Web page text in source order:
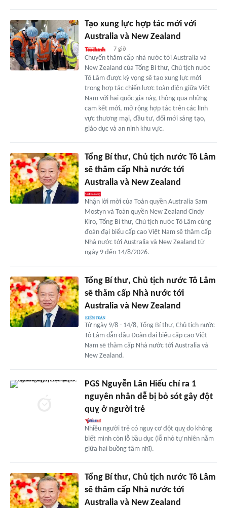
Tạo xung lực hợp tác mới với
Australia và New Zealand
7 giờ
Chuyến thăm cấp nhà nước tới Australia và
New Zealand của Tổng Bí thư, Chủ tịch nước
Tô Lâm được kỳ vọng sẽ tạo xung lực mới
trong hợp tác chiến lược toàn diện giữa Việt
Nam với hai quốc gia này, thông qua những
cam kết mới, mở rộng hợp tác trên các lĩnh
vực thương mại, đầu tư, đổi mới sáng tạo,
giáo dục và an ninh khu vực.
Tổng Bí thư, Chủ tịch nước Tô Lâm
sẽ thăm cấp Nhà nước tới
Australia và New Zealand
Nhận lời mời của Toàn quyền Australia Sam
Mostyn và Toàn quyền New Zealand Cindy
Kiro, Tổng Bí thư, Chủ tịch nước Tô Lâm cùng
đoàn đại biểu cấp cao Việt Nam sẽ thăm cấp
Nhà nước tới Australia và New Zealand từ
ngày 9 đến 14/8/2026.
Tổng Bí thư, Chủ tịch nước Tô Lâm
sẽ thăm cấp Nhà nước tới
Australia và New Zealand
Từ ngày 9/8 - 14/8, Tổng Bí thư, Chủ tịch nước
Tô Lâm dẫn đầu Đoàn đại biểu cấp cao Việt
Nam sẽ thăm cấp Nhà nước tới Australia và
New Zealand.
PGS Nguyễn Lân Hiếu chỉ ra 1
nguyên nhân dễ bị bỏ sót gây đột
quỵ ở người trẻ
Nhiều người trẻ có nguy cơ đột quỵ do không
biết mình còn lỗ bầu dục (lỗ nhỏ tự nhiên nằm
giữa hai buồng tâm nhĩ).
Tổng Bí thư, Chủ tịch nước Tô Lâm
sẽ thăm cấp Nhà nước tới
Australia và New Zealand